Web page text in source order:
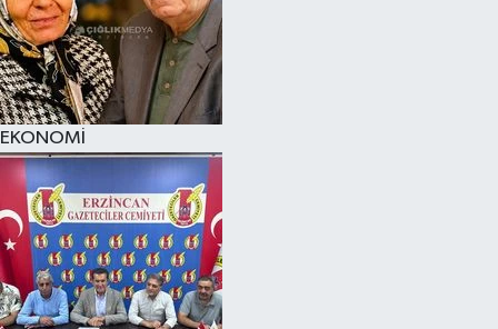
EKONOMİ